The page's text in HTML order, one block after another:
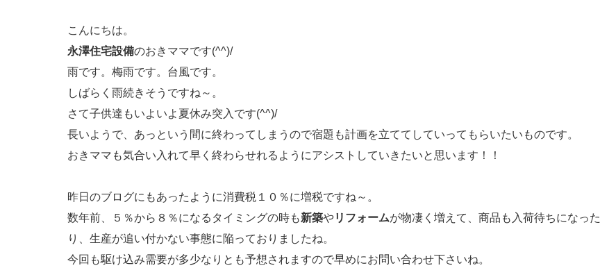
こんにちは。
永澤住宅設備のおきママです(^^)/
雨です。梅雨です。台風です。
しばらく雨続きそうですね～。
さて子供達もいよいよ夏休み突入です(^^)/
長いようで、あっという間に終わってしまうので宿題も計画を立ててしていってもらいたいものです。
おきママも気合い入れて早く終わらせれるようにアシストしていきたいと思います！！
昨日のブログにもあったように消費税１０％に増税ですね～。
数年前、５％から８％になるタイミングの時も新築やリフォームが物凄く増えて、商品も入荷待ちになった
り、生産が追い付かない事態に陥っておりましたね。
今回も駆け込み需要が多少なりとも予想されますので早めにお問い合わせ下さいね。